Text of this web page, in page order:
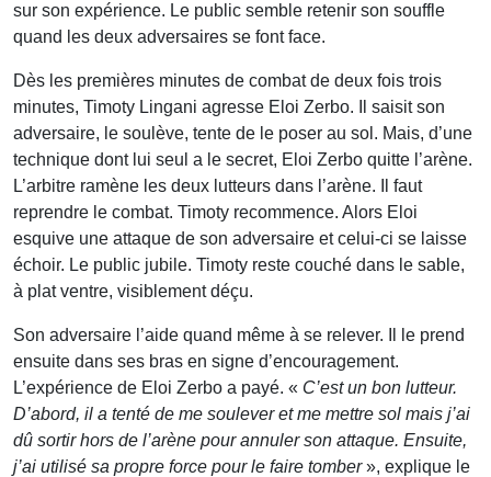
sur son expérience. Le public semble retenir son souffle
quand les deux adversaires se font face.
Dès les premières minutes de combat de deux fois trois
minutes, Timoty Lingani agresse Eloi Zerbo. Il saisit son
adversaire, le soulève, tente de le poser au sol. Mais, d’une
technique dont lui seul a le secret, Eloi Zerbo quitte l’arène.
L’arbitre ramène les deux lutteurs dans l’arène. Il faut
reprendre le combat. Timoty recommence. Alors Eloi
esquive une attaque de son adversaire et celui-ci se laisse
échoir. Le public jubile. Timoty reste couché dans le sable,
à plat ventre, visiblement déçu.
Son adversaire l’aide quand même à se relever. Il le prend
ensuite dans ses bras en signe d’encouragement.
L’expérience de Eloi Zerbo a payé. « C’est un bon lutteur.
D’abord, il a tenté de me soulever et me mettre sol mais j’ai
dû sortir hors de l’arène pour annuler son attaque. Ensuite,
j’ai utilisé sa propre force pour le faire tomber», explique le